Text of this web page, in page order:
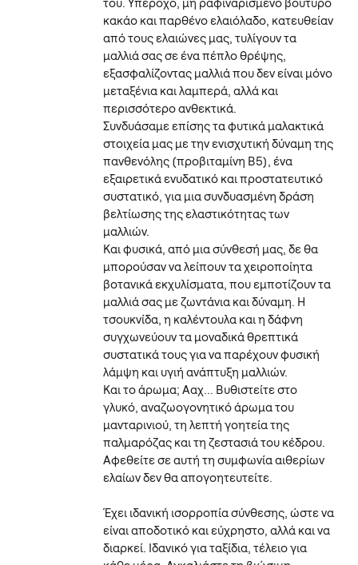
του. Υπέροχο, μη ραφιναρισμένο βούτυρο
κακάο και παρθένο ελαιόλαδο, κατευθείαν
από τους ελαιώνες μας, τυλίγουν τα
μαλλιά σας σε ένα πέπλο θρέψης,
εξασφαλίζοντας μαλλιά που δεν είναι μόνο
μεταξένια και λαμπερά, αλλά και
περισσότερο ανθεκτικά.
Συνδυάσαμε επίσης τα φυτικά μαλακτικά
στοιχεία μας με την ενισχυτική δύναμη της
πανθενόλης (προβιταμίνη Β5), ένα
εξαιρετικά ενυδατικό και προστατευτικό
συστατικό, για μια συνδυασμένη δράση
βελτίωσης της ελαστικότητας των
μαλλιών.
Και φυσικά, από μια σύνθεσή μας, δε θα
μπορούσαν να λείπουν τα χειροποίητα
βοτανικά εκχυλίσματα, που εμποτίζουν τα
μαλλιά σας με ζωντάνια και δύναμη. Η
τσουκνίδα, η καλέντουλα και η δάφνη
συγχωνεύουν τα μοναδικά θρεπτικά
συστατικά τους για να παρέχουν φυσική
λάμψη και υγιή ανάπτυξη μαλλιών.
Και το άρωμα; Ααχ... Βυθιστείτε στο
γλυκό, αναζωογονητικό άρωμα του
μανταρινιού, τη λεπτή γοητεία της
παλμαρόζας και τη ζεστασιά του κέδρου.
Αφεθείτε σε αυτή τη συμφωνία αιθερίων
ελαίων δεν θα απογοητευτείτε.
Έχει ιδανική ισορροπία σύνθεσης, ώστε να
είναι αποδοτικό και εύχρηστο, αλλά και να
διαρκεί​. Ιδανικό για ταξίδια, τέλειο για